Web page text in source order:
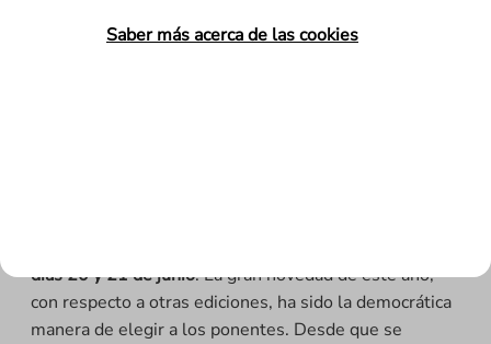
Saber más acerca de las cookies
¿Quién dijo que no se podía
días 20 y 21 de junio.La gran novedad de este año,
con respecto a otras ediciones, ha sido la democrática
manera de elegir a los ponentes. Desde que se